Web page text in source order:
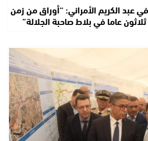
عبد الكريم الأمراني: “أوراق من زمن
عاما في بلاط صاحبة الجلالة”